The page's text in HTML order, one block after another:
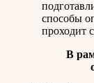
способы
проходит
В